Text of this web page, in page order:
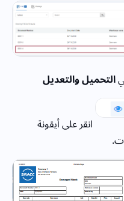
التحميل والتعديل
انقر على أيقونة